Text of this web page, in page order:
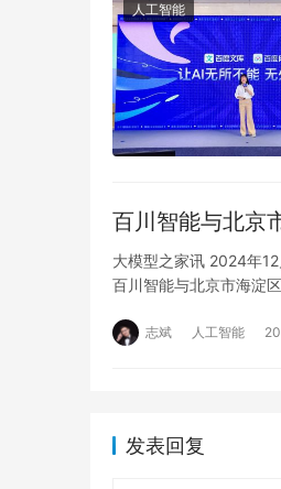
人工智能
百川智能与北京
大模型之家讯 2024年
百川智能与北京市海淀
志斌 人工智能
发表回复